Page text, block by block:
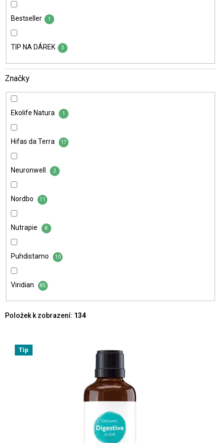
Bestseller 1
TIP NA DÁREK 3
Značky
Ekolife Natura 1
Hifas da Terra 17
Neuronwell 2
Nordbo 11
Nutrapie 8
Puhdistamo 10
Viridian 85
Položek k zobrazení: 134
Tip